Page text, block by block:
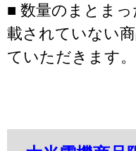
■ 数量のまとま
載されていない
ていただきます。